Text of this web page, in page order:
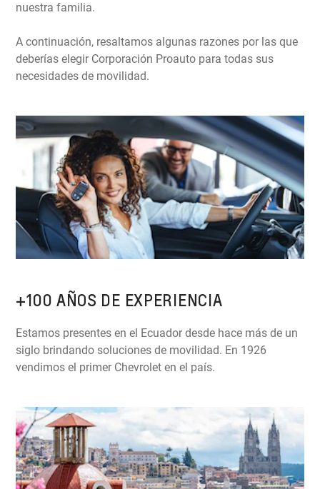
nuestra familia.
A continuación, resaltamos algunas razones por las que
deberías elegir Corporación Proauto para todas sus
necesidades de movilidad.
+100 AÑOS DE EXPERIENCIA
Estamos presentes en el Ecuador desde hace más de un
siglo brindando soluciones de movilidad. En 1926
vendimos el primer Chevrolet en el país.